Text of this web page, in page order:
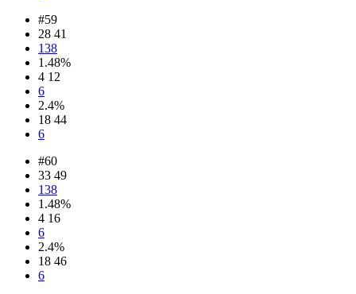
#59
28 41
138
1.48%
4 12
6
2.4%
18 44
6
#60
33 49
138
1.48%
4 16
6
2.4%
18 46
6